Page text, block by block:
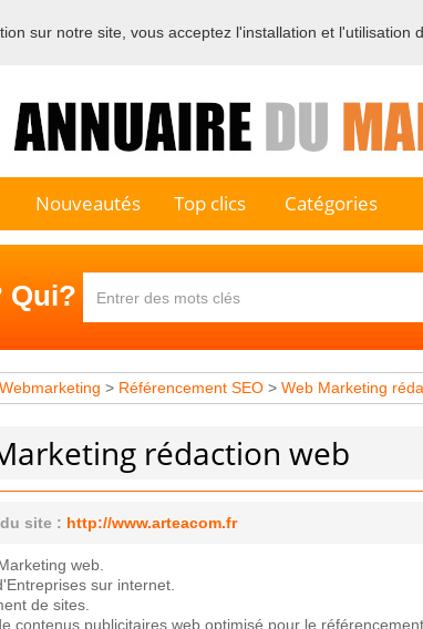
Bienvenue sur l'annuaire
Nouveautés Top clics Catégories
Qui?
Webmarketing > Référencement SEO > Web Marketing
rédaction web
site : http://www.arteacom.fr
web.
sur internet.
de sites.
contenus publicitaires web optimisé pour le référencement.
sur notre site, vous acceptez l'installation et